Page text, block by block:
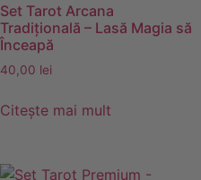
Set Tarot Arcana
Tradițională – Lasă Magia să
Înceapă
40,00 lei
Citește mai mult